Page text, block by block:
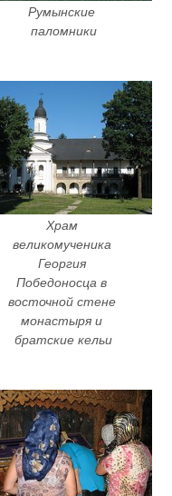
Румынские
паломники
Храм
великомученика
Георгия
Победоносца в
восточной стене
монастыря и
братские кельи